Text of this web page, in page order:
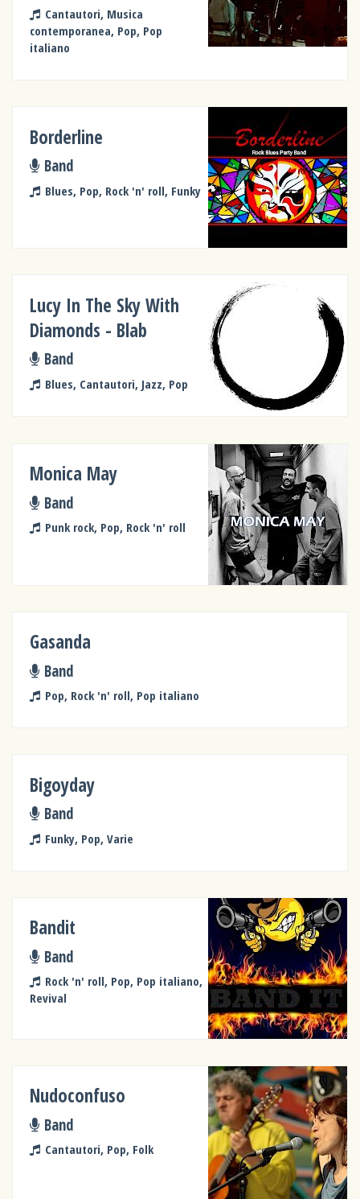
Cantautori, Musica
contemporanea, Pop, Pop
italiano
Borderline
Band
Blues, Pop, Rock 'n' roll, Funky
Lucy In The Sky With
Diamonds - Blab
Band
Blues, Cantautori, Jazz, Pop
Monica May
Band
Punk rock, Pop, Rock 'n' roll
Gasanda
Band
Pop, Rock 'n' roll, Pop italiano
Bigoyday
Band
Funky, Pop, Varie
Bandit
Band
Rock 'n' roll, Pop, Pop italiano,
Revival
Nudoconfuso
Band
Cantautori, Pop, Folk